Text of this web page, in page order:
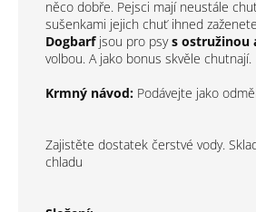
něco dobře. Pejsci mají neustále
sušenkami jejich chuť ihned
Dogbarfjsou pro psys ostružinou
volbou. A jako bonus skvěle chutnají.
Krmný návod: Podávejte jako
Zajistěte dostatek čerstvé vody.
chladu